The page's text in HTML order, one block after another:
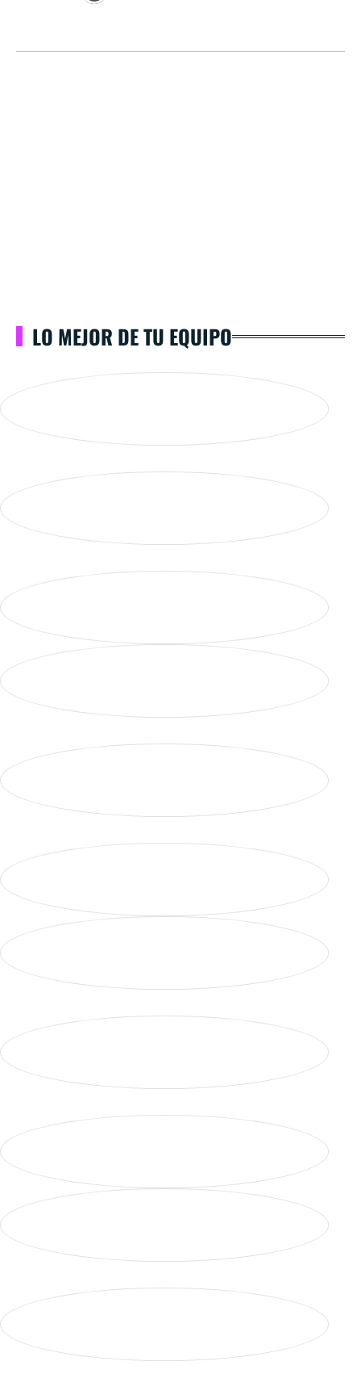
LO MEJOR DE TU EQUIPO